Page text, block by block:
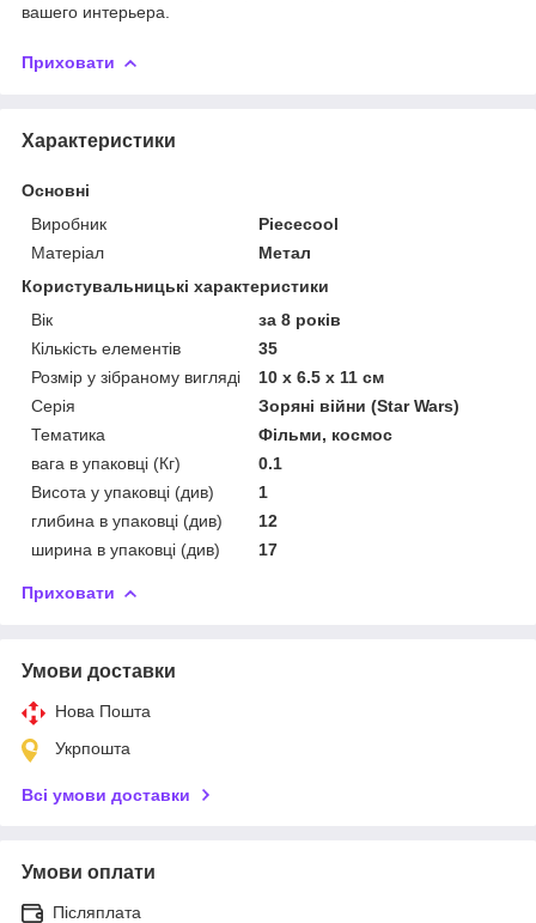
вашего интерьера.
Приховати
Характеристики
Основні
Виробник
Piececool
Матеріал
Метал
Користувальницькі характеристики
Вік
за 8 років
Кількість елементів
35
Розмір у зібраному вигляді
10 х 6.5 х 11 см
Серія
Зоряні війни (Star Wars)
Тематика
Фільми, космос
вага в упаковці (Кг)
0.1
Висота у упаковці (див)
1
глибина в упаковці (див)
12
ширина в упаковці (див)
17
Приховати
Умови доставки
Нова Пошта
Укрпошта
Всі умови доставки
Умови оплати
Післяплата